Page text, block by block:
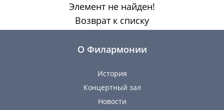
Элемент не найден!
Возврат к списку
О Филармонии
История
Концертный зал
Новости